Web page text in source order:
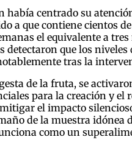
centrado su
a que contiene cientos
el equivalente a
detectaron que los
tras la
de la fruta, se
para la creación y
el impacto
de la muestra idónea
como un